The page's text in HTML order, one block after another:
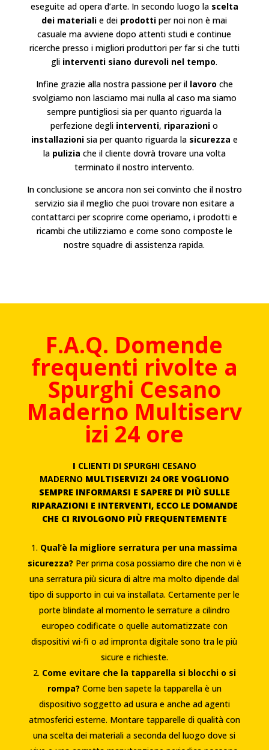
eseguite ad opera d’arte. In secondo luogo la scelta
dei materiali e dei prodotti per noi non è mai
casuale ma avviene dopo attenti studi e continue
ricerche presso i migliori produttori per far si che tutti
gli interventi siano durevoli nel tempo.
Infine grazie alla nostra passione per il lavoro che
svolgiamo non lasciamo mai nulla al caso ma siamo
sempre puntigliosi sia per quanto riguarda la
perfezione degli interventi, riparazioni o
installazionisia per quanto riguarda la sicurezza e
la pulizia che il cliente dovrà trovare una volta
terminato il nostro intervento.
In conclusione se ancora non sei convinto che il nostro
servizio sia il meglio che puoi trovare non esitare a
contattarci per scoprire come operiamo, i prodotti e
ricambi che utilizziamo e come sono composte le
nostre squadre di assistenza rapida.
F.A.Q. Domende
frequenti rivolte a
Spurghi Cesano
Maderno Multiserv
izi 24 ore
I CLIENTI DI SPURGHI CESANO
MADERNO MULTISERVIZI 24 ORE VOGLIONO
SEMPRE INFORMARSI E SAPERE DI PIÙ SULLE
RIPARAZIONI E INTERVENTI, ECCO LE DOMANDE
CHE CI RIVOLGONO PIÙ FREQUENTEMENTE
Qual’è la migliore serratura per una massima
sicurezza? Per prima cosa possiamo dire che non vi è
una serratura più sicura di altre ma molto dipende dal
tipo di supporto in cui va installata. Certamente per le
porte blindate al momento le serrature a cilindro
europeo codificate o quelle automatizzate con
dispositivi wi-fi o ad impronta digitale sono tra le più
sicure e richieste.
Come evitare che la tapparella si blocchi o si
rompa? Come ben sapete la tapparella è un
dispositivo soggetto ad usura e anche ad agenti
atmosferici esterne. Montare tapparelle di qualità con
una scelta dei materiali a seconda del luogo dove si